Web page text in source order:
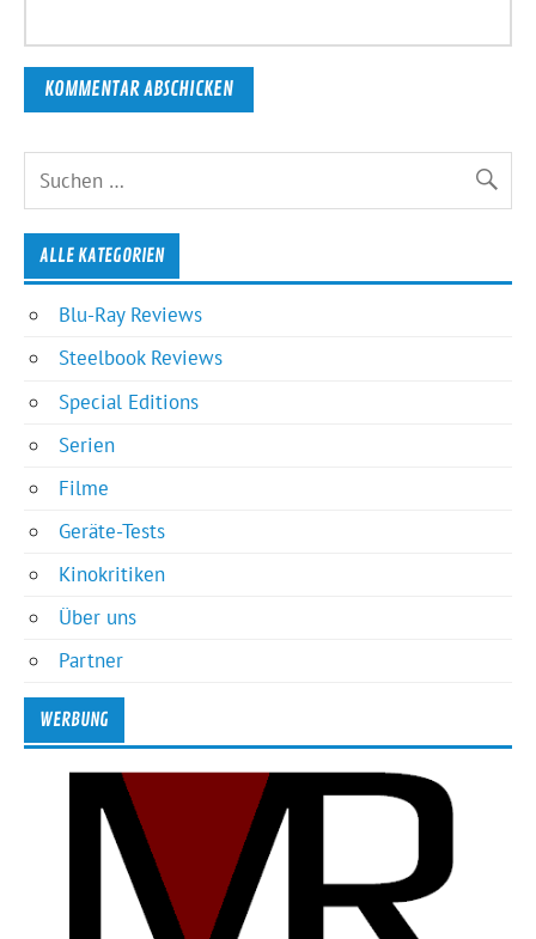
ALLE KATEGORIEN
Blu-Ray Reviews
Steelbook Reviews
Special Editions
Serien
Filme
Geräte-Tests
Kinokritiken
Über uns
Partner
WERBUNG